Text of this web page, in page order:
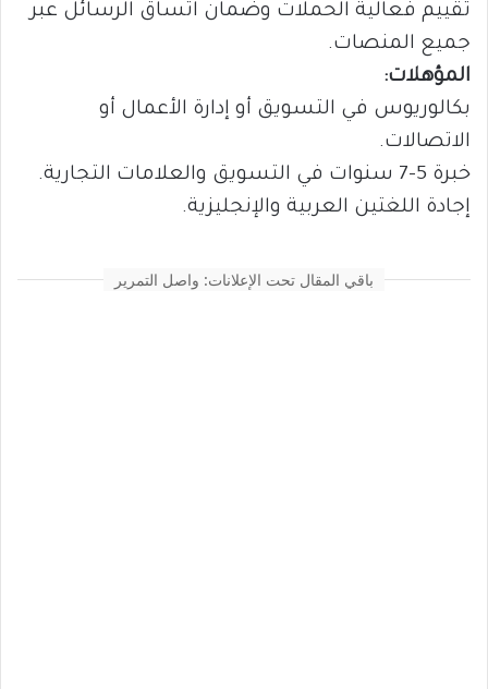
تقييم فعالية الحملات وضمان اتساق الرسائل عبر
جميع المنصات.
المؤهلات:
بكالوريوس في التسويق أو إدارة الأعمال أو
الاتصالات.
خبرة 5-7 سنوات في التسويق والعلامات التجارية.
إجادة اللغتين العربية والإنجليزية.
باقي المقال تحت الإعلانات: واصل التمرير